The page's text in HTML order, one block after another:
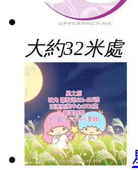
大約32米處